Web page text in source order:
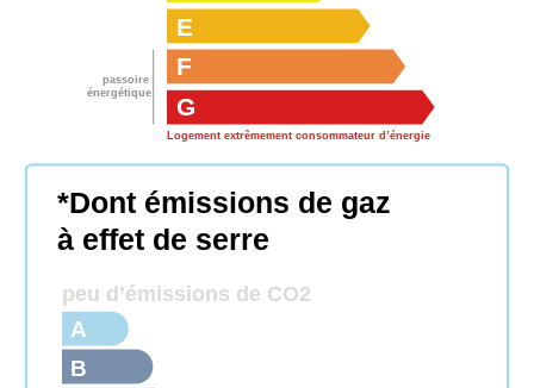
passoire
énergétique
G
Logement extrêmement consommateur d’énergie
F
E
*Dont émissions de gaz
à effet de serre
peu d’émissions de CO2
B
A